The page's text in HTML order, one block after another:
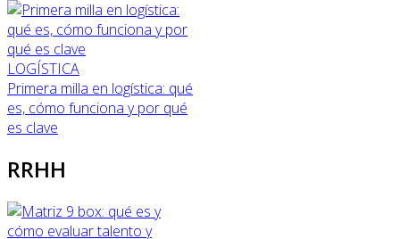
LOGÍSTICA
Primera milla en logística: qué
es, cómo funciona y por qué
es clave
RRHH